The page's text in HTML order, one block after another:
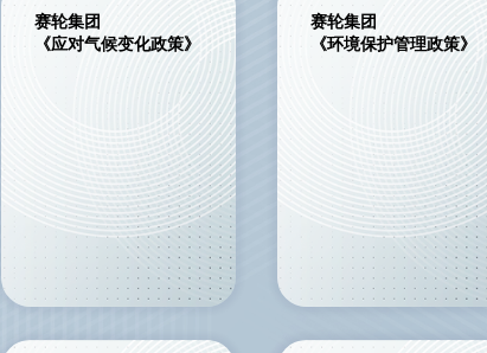
赛轮集团
《应对气候变化政策》
赛轮集团
《环境保护管理政策》